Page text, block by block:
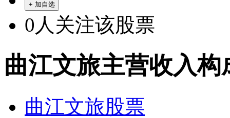
+ 加自选
0 人关注该股票
曲江文旅主营收入构
曲江文旅股票